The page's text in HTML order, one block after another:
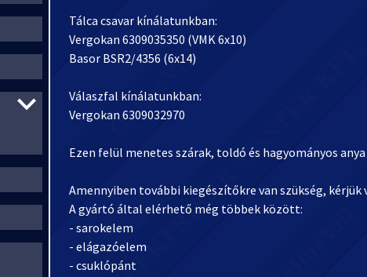
Tálca csavar kínálatunkban:
Vergokan 6309035350 (VMK 6x10)
Basor BSR2/4356 (6x14)
Válaszfal kínálatunkban:
Vergokan 6309032970
Ezen felül menetes szárak, toldó és hagyományos
Amennyiben további kiegészítőkre van szükség,
A gyártó által elérhető még többek között:
- sarokelem
- elágazóelem
- csuklópánt